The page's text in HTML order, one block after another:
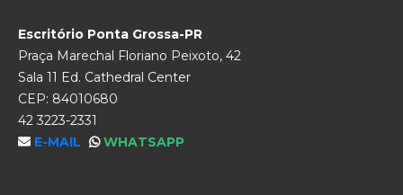
Escritório Ponta Grossa-PR
Praça Marechal Floriano Peixoto, 42
Sala 11 Ed. Cathedral Center
CEP: 84010680
42 3223-2331
E-MAIL
WHATSAPP